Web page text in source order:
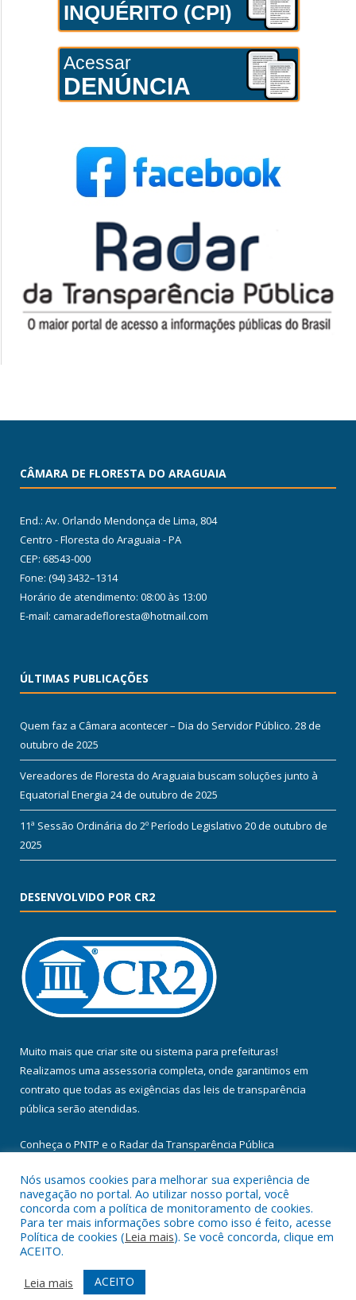
INQUÉRITO (CPI)
Acessar
DENÚNCIA
CÂMARA DE FLORESTA DO ARAGUAIA
End.: Av. Orlando Mendonça de Lima, 804
Centro - Floresta do Araguaia - PA
CEP: 68543-000
Fone: (94) 3432–1314
Horário de atendimento: 08:00 às 13:00
E-mail: camaradefloresta@hotmail.com
ÚLTIMAS PUBLICAÇÕES
Quem faz a Câmara acontecer – Dia do Servidor Público. 28 de
outubro de 2025
Vereadores de Floresta do Araguaia buscam soluções junto à
Equatorial Energia 24 de outubro de 2025
11ª Sessão Ordinária do 2º Período Legislativo 20 de outubro de
2025
DESENVOLVIDO POR CR2
Muito mais que criar site ou sistema para prefeituras!
Realizamos uma assessoria completa, onde garantimos em
contrato que todas as exigências das leis de transparência
pública serão atendidas.
Conheça o PNTP e o Radar da Transparência Pública
Todos os direitos reservados a Câmara Municipal de Floresta do
Araguaia.
Mapa do Site
Acessar Área Administrativa
Acessar Webmail
Nós usamos cookies para melhorar sua experiência de
navegação no portal. Ao utilizar nosso portal, você
concorda com a política de monitoramento de cookies.
Para ter mais informações sobre como isso é feito, acesse
Política de cookies (Leia mais). Se você concorda, clique em
ACEITO.
Leia mais
ACEITO